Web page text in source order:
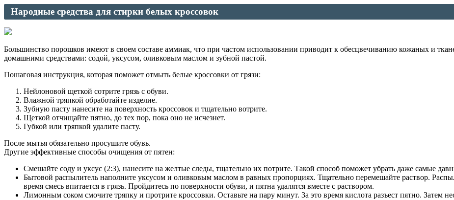
Народные средства для стирки белых кроссовок
Большинство порошков имеют в своем составе аммиак, что при частом использовании приводит к обесцвечиванию кожаных и
домашними средствами: содой, уксусом, оливковым маслом и зубной пастой.
Пошаговая инструкция, которая поможет отмыть белые кроссовки от грязи:
Нейлоновой щеткой сотрите грязь с обуви.
Влажной тряпкой обработайте изделие.
Зубную пасту нанесите на поверхность кроссовок и тщательно вотрите.
Щеткой отчищайте пятно, до тех пор, пока оно не исчезнет.
Губкой или тряпкой удалите пасту.
После мытья обязательно просушите обувь.
Другие эффективные способы очищения от пятен:
Смешайте соду и уксус (2:3), нанесите на желтые следы, тщательно их потрите. Такой способ поможет убрать даже самые
Бытовой распылитель наполните уксусом и оливковым маслом в равных пропорциях. Тщательно перемешайте раствор.
время смесь впитается в грязь. Пройдитесь по поверхности обуви, и пятна удалятся вместе с раствором.
Лимонным соком смочите тряпку и протрите кроссовки. Оставьте на пару минут. За это время кислота разъест пятно. Затем